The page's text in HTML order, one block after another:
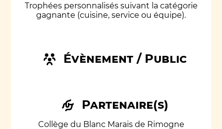
Trophées personnalisés suivant la catégorie
gagnante (cuisine, service ou équipe).
Partenaire(s)
Collège du Blanc Marais de Rimogne
Évènement / Public